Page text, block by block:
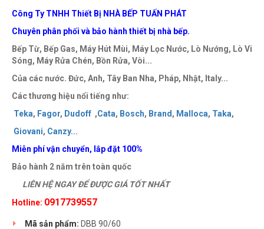
Công Ty TNHH Thiết Bị NHÀ BẾP TUẤN PHÁT
Chuyên phân phối và bảo hành thiết bị nhà bếp.
Bếp Từ, Bếp Gas, Máy Hút Mùi, Máy Lọc Nước, Lò Nướng, Lò Vi
Sóng, Máy Rửa Chén, Bồn Rửa, Vòi...
Của các nước. Đức, Anh, Tây Ban Nha, Pháp, Nhật, Italy...
Các thương hiệu nổi tiếng như:
Teka, Fagor, Dudoff ,Cata, Bosch, Brand, Malloca, Taka,
Giovani, Canzy...
Miễn phí vận chuyển, lắp đặt 100%
Bảo hành 2 năm trên toàn quốc
LIÊN HỆ NGAY ĐỂ ĐƯỢC GIÁ TỐT NHẤT
Hotline: 0917739557
Mã sản phẩm: DBB 90/60